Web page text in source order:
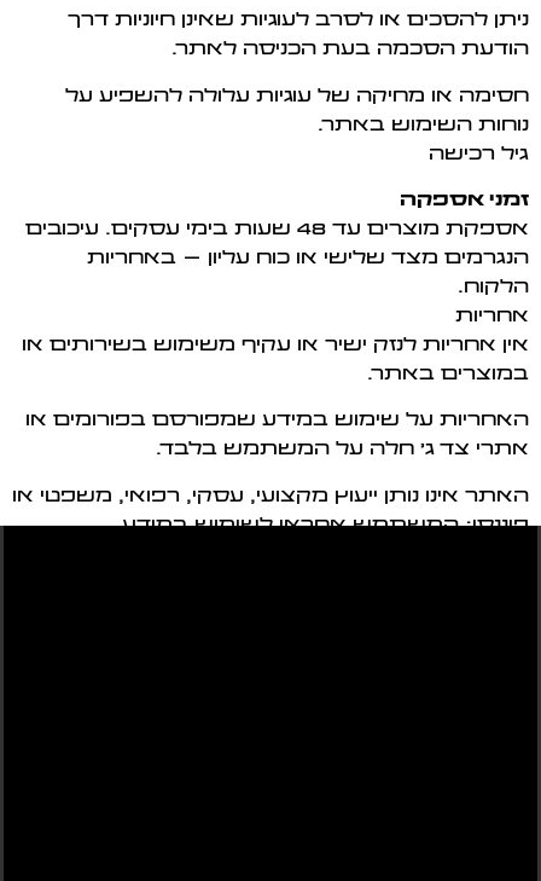
ניתן להסכים או לסרב לעוגיות שאינן חיוניות דרך
הודעת הסכמה בעת הכניסה לאתר.
חסימה או מחיקה של עוגיות עלולה להשפיע על
נוחות השימוש באתר.
גיל רכישה
זמני אספקה
אספקת מוצרים עד 48 שעות בימי עסקים. עיכובים
הנגרמים מצד שלישי או כוח עליון – באחריות
הלקוח.
אחריות
אין אחריות לנזק ישיר או עקיף משימוש בשירותים או
במוצרים באתר.
האחריות על שימוש במידע שמפורסם בפורומים או
אתרי צד ג' חלה על המשתמש בלבד.
האתר אינו נותן ייעוץ מקצועי, עסקי, רפואי, משפטי או
פיננסי; המשתמש אחראי לשימוש במידע.